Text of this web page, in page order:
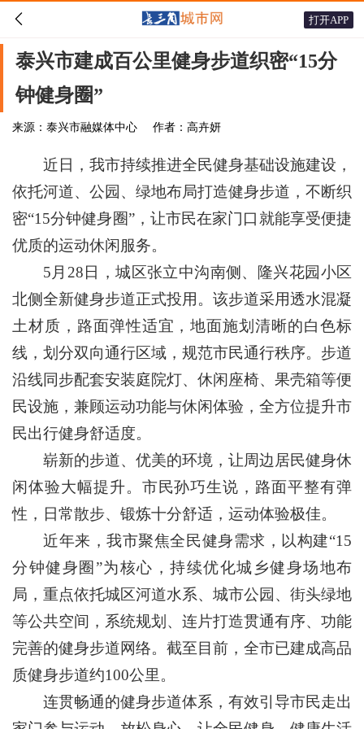
 打开APP
泰兴市建成百公里健身步道织密“15分
钟健身圈”
来源：泰兴市融媒体中心 作者：高卉妍
近日，我市持续推进全民健身基础设施建设，
依托河道、公园、绿地布局打造健身步道，不断织
密“15分钟健身圈”，让市民在家门口就能享受便捷
优质的运动休闲服务。
5月28日，城区张立中沟南侧、隆兴花园小区
北侧全新健身步道正式投用。该步道采用透水混凝
土材质，路面弹性适宜，地面施划清晰的白色标
线，划分双向通行区域，规范市民通行秩序。步道
沿线同步配套安装庭院灯、休闲座椅、果壳箱等便
民设施，兼顾运动功能与休闲体验，全方位提升市
民出行健身舒适度。
崭新的步道、优美的环境，让周边居民健身休
闲体验大幅提升。市民孙巧生说，路面平整有弹
性，日常散步、锻炼十分舒适，运动体验极佳。
近年来，我市聚焦全民健身需求，以构建“15
分钟健身圈”为核心，持续优化城乡健身场地布
局，重点依托城区河道水系、城市公园、街头绿地
等公共空间，系统规划、连片打造贯通有序、功能
完善的健身步道网络。截至目前，全市已建成高品
质健身步道约100公里。
连贯畅通的健身步道体系，有效引导市民走出